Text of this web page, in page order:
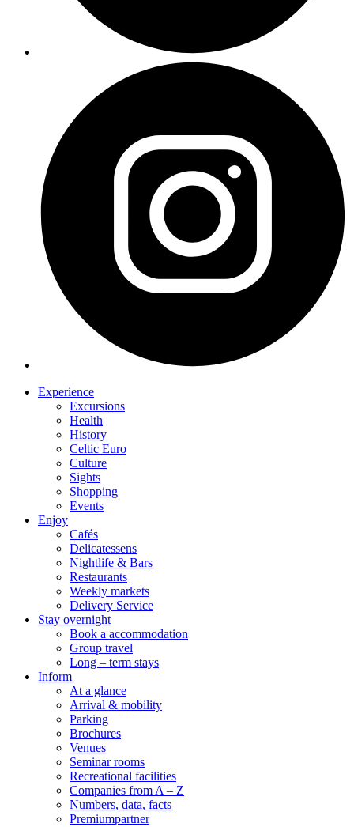
Experience
Excursions
Health
History
Celtic Euro
Culture
Sights
Shopping
Events
Enjoy
Cafés
Delicatessens
Nightlife & Bars
Restaurants
Weekly markets
Delivery Service
Stay overnight
Book a accommodation
Group travel
Long – term stays
Inform
At a glance
Arrival & mobility
Parking
Brochures
Venues
Seminar rooms
Recreational facilities
Companies from A – Z
Numbers, data, facts
Premiumpartner